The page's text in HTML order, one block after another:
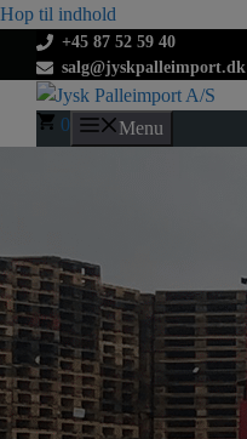
Hop til indhold
+45 87 52 59 40
salg@jyskpalleimport.dk
0 Menu